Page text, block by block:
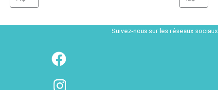
Suivez-nous sur les réseaux sociaux